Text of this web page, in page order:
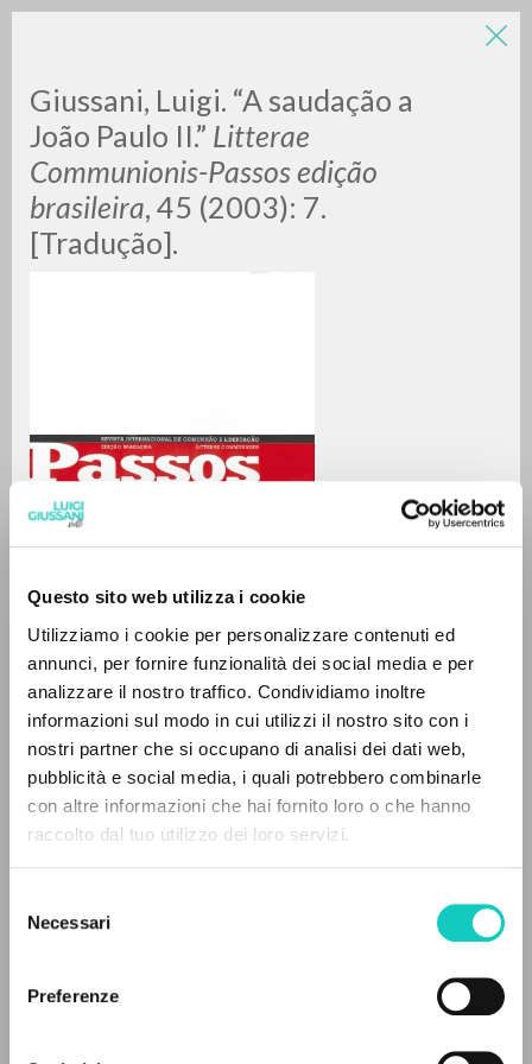
Questo sito web utilizza i cookie
Utilizziamo i cookie per personalizzare contenuti ed
annunci, per fornire funzionalità dei social media e per
analizzare il nostro traffico. Condividiamo inoltre
informazioni sul modo in cui utilizzi il nostro sito con i
nostri partner che si occupano di analisi dei dati web,
pubblicità e social media, i quali potrebbero combinarle
con altre informazioni che hai fornito loro o che hanno
raccolto dal tuo utilizzo dei loro servizi.
delNecessari
Preferenze
Giussani, Luigi. “A saudação a
João Paulo II.” Litterae
Communionis-Passos edição
brasileira, 45 (2003): 7.
[Tradução].
Portoghese BR
Litterae Communionis-Passos edição brasileira
2003
17/07/2024
LUIGI
GIUSSANI
0DOCUMENTI TROVATI
RISULTATI SUCCESSIVI